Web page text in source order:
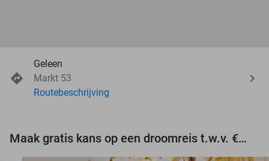
Geleen
Markt 53
Routebeschrijving
Maak gratis kans op een droomreis t.w.v. €3.000!